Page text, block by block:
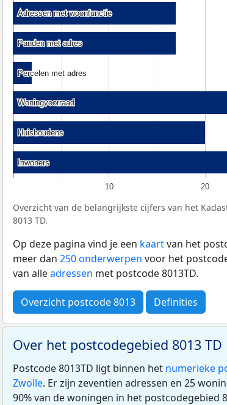
10 20
Adressen met woonfunctie
Adressen met woonfunctie
Panden met adres
Panden met adres
Percelen met adres
Percelen met adres
Woningvoorraad
Woningvoorraad
Huishoudens
Huishoudens
Inwoners
Inwoners
Overzicht van de belangrijkste cijfers van het
8013 TD.
Op deze pagina vind je een kaartvan het
meer dan 250 onderwerpen voor het
van alleadressen met postcode 8013TD.
Overzicht postcode 8013 Definities
Over het postcodegebied 8013 TD
Postcode 8013TD ligt binnen het numerieke
Zwolle. Er zijn zeventien adressen en 25
90% van de woningen in het postcodegebied